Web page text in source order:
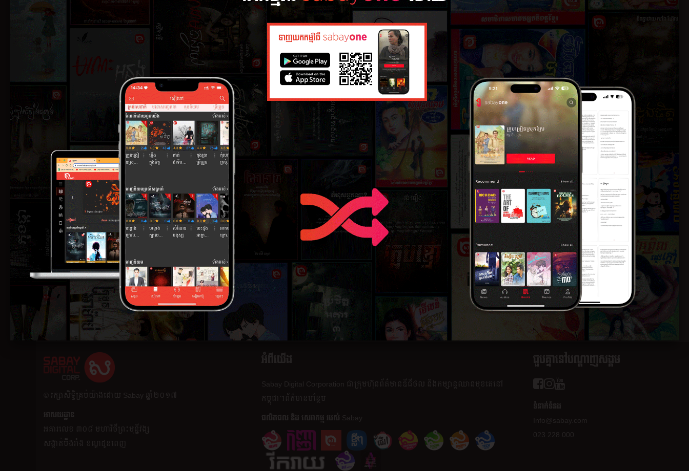
២១ កុម្ភៈ ២០១៧
ភាគ​ទី​៤
២១ កុម្ភៈ ២០១៧
ភាគ​ទី​៥
២១ កុម្ភៈ ២០១៧
ភាគ​ទី​៦
២១ កុម្ភៈ ២០១៧
ភាគ​ទី​៧
២១ កុម្ភៈ ២០១៧
ភាគ​ទី​៨
២១ កុម្ភៈ ២០១៧
ភាគ​ទី​៩ ភាគ​ទី​១០
២១ កុម្ភៈ ២០១៧
ភាគ​ទី​១២
២១ កុម្ភៈ ២០១៧
ភាគ​បញ្ចប់
២១ កុម្ភៈ ២០១៧
​© រក្សា​សិទ្ធិ​គ្រប់​យ៉ាង​ដោយ​ Sabay ឆ្នាំ​២០១៧
អាសយដ្ឋាន
អគារ​លេខ ៣០៨ មហាវិថីព្រះមុន្នីវង្ស
សង្កាត់បឹងរាំង ខណ្ឌដូនពេញ
អំពីយើង
Sabay Digital Corporation
ជា​ក្រុមហ៊ុន​ព័ត៌មាន​ឌីជីថល និង​កម្សាន្ត​ឈាន​មុខ​គេ​នៅ​
កម្ពុជា។ ព័ត៌មាន​បន្ថែម
ផលិត​ផល​ និង​ សេវាកម្ម របស់ Sabay
ជួបគ្នានៅបណ្តាញសង្គម
ទំនាក់ទំនង
Info@sabay.com
023 228 000